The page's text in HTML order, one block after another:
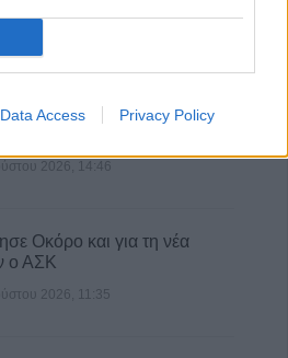
Data Access Privacy Policy
2026, 18:41
νέας κερκίδας στο
2026, 14:46
Οκόρο και για τη νέα
ο ΑΣΚ
2026, 11:35